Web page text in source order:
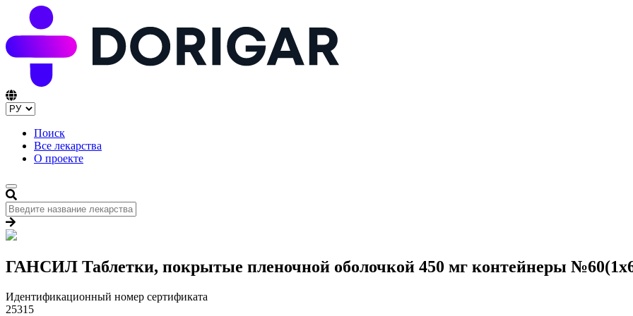
Поиск
Все лекарства
О проекте
ГАНСИЛ Таблетки, покрытые пленочной оболочкой 450 мг контейнеры
Идентификационный номер сертификата
25315